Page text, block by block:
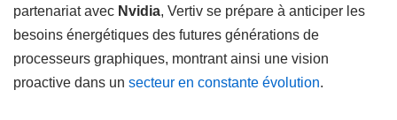
partenariat avec Nvidia, Vertiv se prépare à anticiper les
besoins énergétiques des futures générations de
processeurs graphiques, montrant ainsi une vision
proactive dans un secteur en constante évolution.